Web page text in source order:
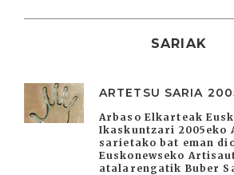
SARIAK
ARTETSU SARIA
Arbaso Elkarteak
Ikaskuntzari 2005eko
sarietako bat eman
Euskonewseko
atalarengatik Buber